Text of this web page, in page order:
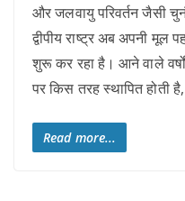
और जलवायु परिवर्तन जैसी
द्वीपीय राष्ट्र अब अपनी मूल
शुरू कर रहा है। आने वाले
पर किस तरह स्थापित होती
Read more...